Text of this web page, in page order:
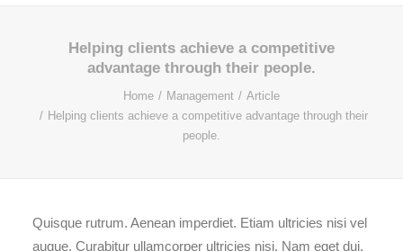
Helping clients achieve a competitive
advantage through their people.
Home Management
Article
Helping clients achieve a competitive advantage through their
people.
Quisque rutrum. Aenean imperdiet. Etiam ultricies nisi vel
augue. Curabitur ullamcorper ultricies nisi. Nam eget dui.